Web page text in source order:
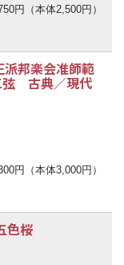
円（本体2,500円）
邦楽会准師範
弦 古典／現代
円（本体3,000円）
桜